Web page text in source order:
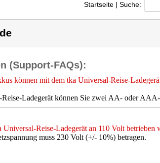
Startseite | Suche:
(Support-FAQs):
können mit dem tka Universal-Reise-
Ladegerät können Sie zwei AA- oder
Reise-Ladegerät an 110 Volt betrieben
muss 230 Volt (+/- 10%) betragen.